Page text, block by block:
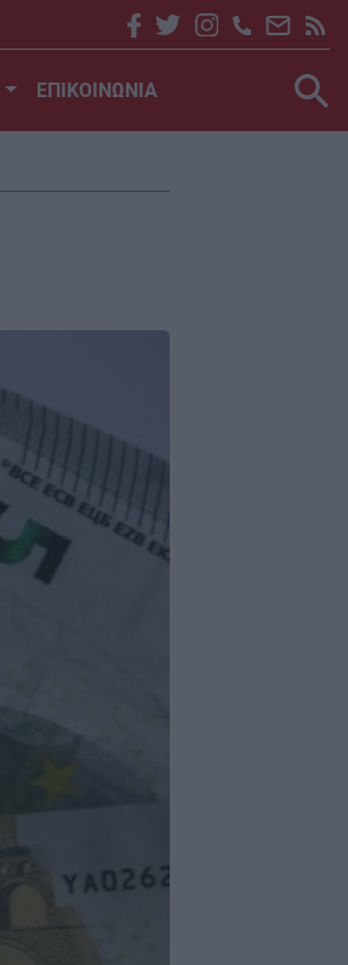
ΕΠΙΚΟΙΝΩΝΙΑ